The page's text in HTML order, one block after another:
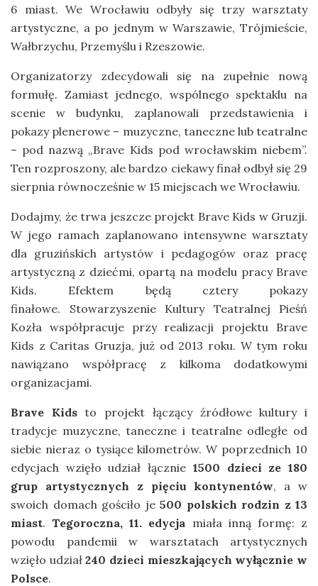
6 miast. We Wrocławiu odbyły się trzy warsztaty
artystyczne, a po jednym w Warszawie, Trójmieście,
Wałbrzychu, Przemyślu i Rzeszowie.
Organizatorzy zdecydowali się na zupełnie nową
formułę. Zamiast jednego, wspólnego spektaklu na
scenie w budynku, zaplanowali przedstawienia i
pokazy plenerowe – muzyczne, taneczne lub teatralne
– pod nazwą „Brave Kids pod wrocławskim niebem”.
Ten rozproszony, ale bardzo ciekawy finał odbył się 29
sierpnia równocześnie w 15 miejscach we Wrocławiu.
Dodajmy, że trwa jeszcze projekt Brave Kids w Gruzji.
W jego ramach zaplanowano intensywne warsztaty
dla gruzińskich artystów i pedagogów oraz pracę
artystyczną z dziećmi, opartą na modelu pracy Brave
Kids. Efektem będą cztery pokazy
finałowe. Stowarzyszenie Kultury Teatralnej Pieśń
Kozła współpracuje przy realizacji projektu Brave
Kids z Caritas Gruzja, już od 2013 roku. W tym roku
nawiązano współpracę z kilkoma dodatkowymi
organizacjami.
Brave Kidsto projekt łączący źródłowe kultury i
tradycje muzyczne, taneczne i teatralne odległe od
siebie nieraz o tysiące kilometrów. W poprzednich 10
edycjach wzięło udział łącznie 1500 dzieci ze 180
grup artystycznych z pięciu kontynentów, a w
swoich domach gościło je 500 polskich rodzin z 13
miast. Tegoroczna, 11. edycja miała inną formę: z
powodu pandemii w warsztatach artystycznych
wzięło udział240 dzieci mieszkających wyłącznie w
Polsce.